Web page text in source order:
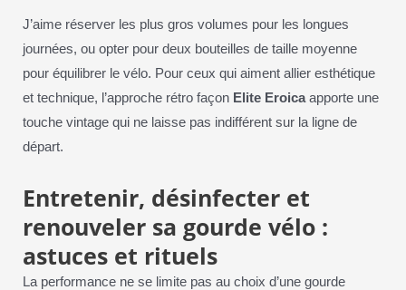
J’aime réserver les plus gros volumes pour les longues
journées, ou opter pour deux bouteilles de taille moyenne
pour équilibrer le vélo. Pour ceux qui aiment allier esthétique
et technique, l’approche rétro façon Elite Eroicaapporte une
touche vintage qui ne laisse pas indifférent sur la ligne de
départ.
Entretenir, désinfecter et
renouveler sa gourde vélo :
astuces et rituels
La performance ne se limite pas au choix d’une gourde